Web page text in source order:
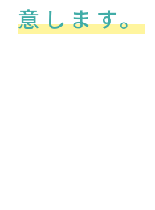
意します。